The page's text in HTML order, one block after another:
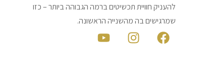
להעניק חוויית תכשיטים ברמה הגבוהה ביותר – כזו
שמרגישים בה מהשנייה הראשונה.